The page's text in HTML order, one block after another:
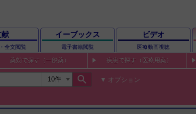
献
全文閲覧
イーブックス
電子書籍閲覧
ビデオ
医療動画視聴
薬効で探す（一般薬） 疾患で探す（医療用薬）
search オプション